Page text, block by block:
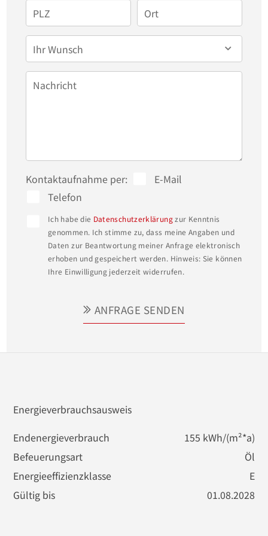
PLZ Ort
Ihr Wunsch
Nachricht
Kontaktaufnahme per:
E-Mail
Telefon
Ich habe die Datenschutzerklärungzur Kenntnis
genommen. Ich stimme zu, dass meine Angaben und
Daten zur Beantwortung meiner Anfrage elektronisch
erhoben und gespeichert werden. Hinweis: Sie können
Ihre Einwilligung jederzeit widerrufen.
ANFRAGE SENDEN
Energieverbrauchsausweis
Endenergieverbrauch
155 kWh/(m²*a)
Befeuerungsart
Öl
Energieeffizienzklasse
E
Gültig bis
01.08.2028